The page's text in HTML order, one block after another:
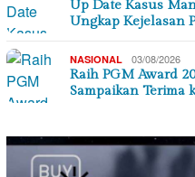
Up Date Kasus
Ungkap Kejelasan
NASIONAL 03/08/2026
Raih PGM Award
Sampaikan Terima